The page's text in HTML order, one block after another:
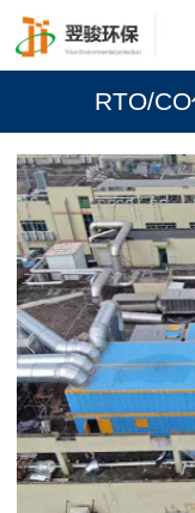
RTO/